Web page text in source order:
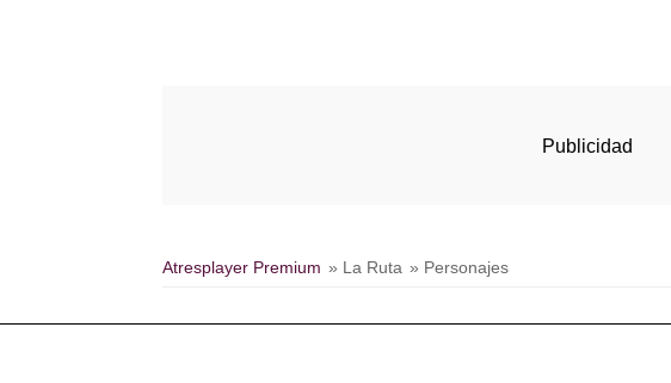
Atresplayer Premium » La Ruta » Personajes